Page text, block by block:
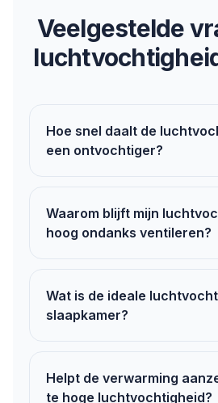
Veelgestelde
Hoe snel daalt de
een ontvochtiger?
Waarom blijft mijn
hoog ondanks ventileren?
Wat is de ideale
slaapkamer?
Helpt de verwarming
te hoge luchtvochtigheid?